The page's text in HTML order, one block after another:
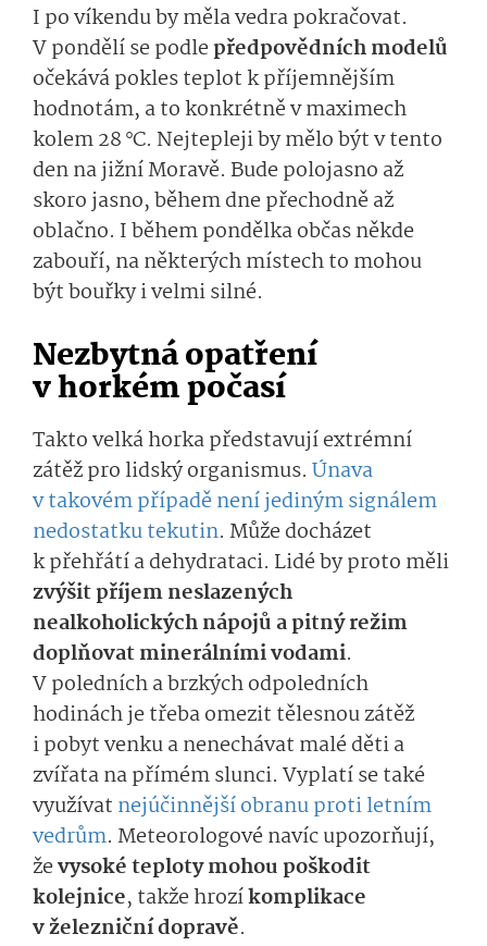
I po víkendu by měla vedra pokračovat.
V pondělí se podlepředpovědních modelů
očekává pokles teplot k příjemnějším
hodnotám, a to konkrétně v maximech
kolem 28 °C. Nejtepleji by mělo být v tento
den na jižní Moravě. Bude polojasno až
skoro jasno, během dne přechodně až
oblačno. I během pondělka občas někde
zabouří, na některých místech to mohou
být bouřky i velmi silné.
Nezbytná opatření
v horkém počasí
Takto velká horka představují extrémní
zátěž pro lidský organismus. Únava
v takovém případě není jediným signálem
nedostatku tekutin. Může docházet
k přehřátí a dehydrataci. Lidé by proto měli
zvýšit příjem neslazených
nealkoholických nápojů a pitný režim
doplňovat minerálními vodami.
V poledních a brzkých odpoledních
hodinách je třeba omezit tělesnou zátěž
i pobyt venku a nenechávat malé děti a
zvířata na přímém slunci. Vyplatí se také
využívat nejúčinnější obranu proti letním
vedrům. Meteorologové navíc upozorňují,
ževysoké teploty mohou poškodit
kolejnice, takže hrozíkomplikace
v železniční dopravě.